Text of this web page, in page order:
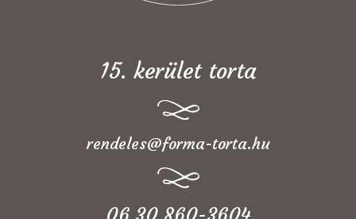
15. kerület torta
rendeles@forma-torta.hu